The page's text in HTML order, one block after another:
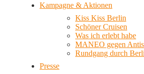
Kampagne & Aktionen
Kiss Kiss Berlin
Schöner Cruisen
Was ich erlebt habe
MANEO gegen
Rundgang durch
Presse